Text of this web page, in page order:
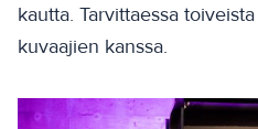
kautta. Tarvittaessa
kuvaajien kanssa.